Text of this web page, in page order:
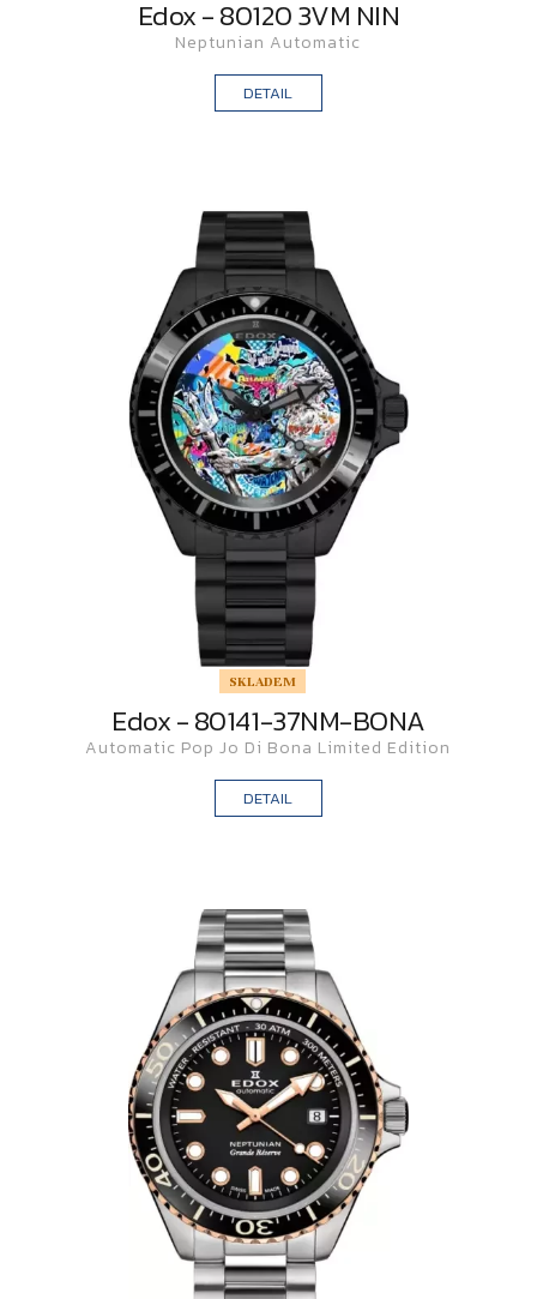
Edox - 80120 3VM NIN
Neptunian Automatic
DETAIL
SKLADEM
Edox - 80141-37NM-BONA
Automatic Pop Jo Di Bona Limited Edition
DETAIL